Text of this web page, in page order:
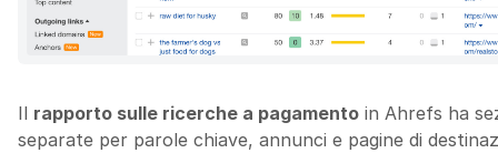
Il rapporto sulle ricerche a pagamento in Ahrefs ha
separate per parole chiave, annunci e pagine di